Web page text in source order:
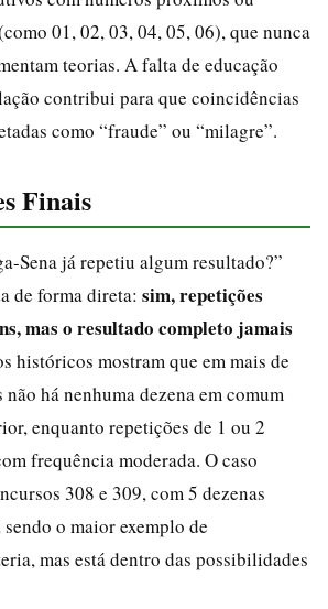
01, 02, 03, 04, 05, 06), que nunca
teorias. A falta de educação
contribui para que coincidências
como “fraude” ou “milagre”.
Finais
Sena já repetiu algum resultado?”
de forma direta: sim, repetições
mas o resultado completo jamais
históricos mostram que em mais de
há nenhuma dezena em comum
enquanto repetições de 1 ou 2
frequência moderada. O caso
308 e 309, com 5 dezenas
o maior exemplo de
mas está dentro das possibilidades